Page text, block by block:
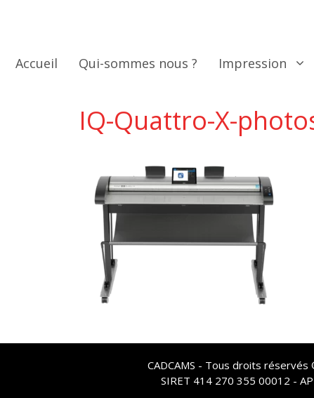
Accueil Qui-sommes nous ? Impression
IQ-Quattro-X-
CADCAMS - Tous droits
SIRET 414 270 355 00012 -